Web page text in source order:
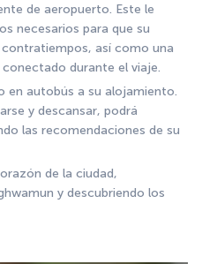
de aeropuerto. Este le
necesarios para que su
así como una
durante el viaje.
en autobús a su alojamiento.
y descansar, podrá
las recomendaciones de su
de la ciudad,
y descubriendo los